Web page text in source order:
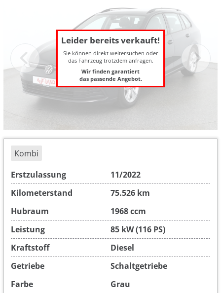
Leider bereits verkauft!
Sie können direkt weitersuchen oder
das Fahrzeug trotzdem anfragen.
Wir finden garantiert
das passende Angebot.
Kombi
Erstzulassung
11/2022
Kilometerstand
75.526 km
Hubraum
1968 ccm
Leistung
85 kW (116 PS)
Kraftstoff
Diesel
Getriebe
Schaltgetriebe
Farbe
Grau